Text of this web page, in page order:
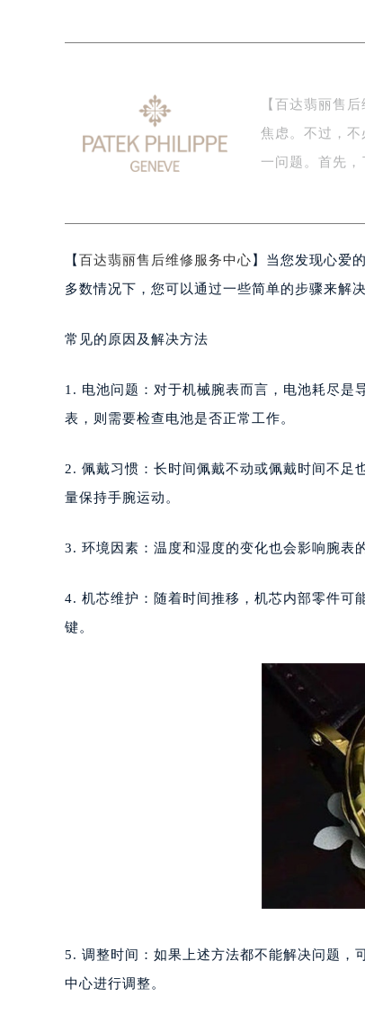
扬州市邗江区国展路29号星耀
盐城市盐都区世纪大道5号盐
泰州市海陵区永定东路399号
绍兴市越城区胜利东路379号
嘉兴市南湖区广益路705号嘉
济南市历下区经十路11111号
广州市越秀区环市东路371-
深圳市罗湖区深南东路5001号
厦门市思明区湖滨东路95号华
重庆市江北区观音桥步行街2
郑州市二七区铭功路10号华润
沈阳市沈河区中街路83号亨得
乌鲁木齐市天山区红山路26
温州市鹿城区锦绣路1067号置
哈尔滨市道里区友谊西路600
大连市中山区人民路15号国
佛山市禅城区季华五路57号万
东莞市东城街道鸿福东路1号
无锡市梁溪区人民中路139号
南通市崇川区工农路57号圆融
苏州市苏州工业园区星港街
合肥市蜀山区潜山路111号万
【百达翡丽售
焦虑。不过，
一问题。首先
【 百达翡丽售后维修服务中心 】当您发现心爱
多数情况下，您可以通过一些简单的步骤来解
常见的原因及解决方法
1. 电池问题：对于机械腕表而言，电池耗尽是
表，则需要检查电池是否正常工作。
2. 佩戴习惯：长时间佩戴不动或佩戴时间不足
量保持手腕运动。
3. 环境因素：温度和湿度的变化也会影响腕表
4. 机芯维护：随着时间推移，机芯内部零件可
键。
5. 调整时间：如果上述方法都不能解决问题，
中心进行调整。